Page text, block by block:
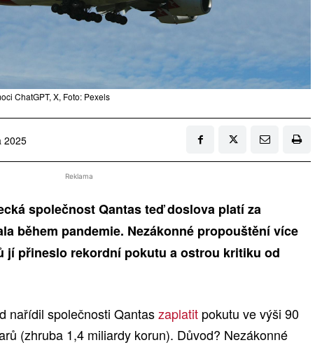
ChatGPT, X, Foto: Pexels
2025
Reklama
společnost Qantas teď doslova platí za
během pandemie. Nezákonné propouštění více
jí přineslo rekordní pokutu a ostrou kritiku od
nařídil společnosti Qantaszaplatit pokutu ve výši 90
(zhruba 1,4 miliardy korun). Důvod? Nezákonné